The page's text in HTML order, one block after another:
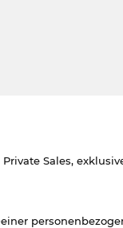
Sales,